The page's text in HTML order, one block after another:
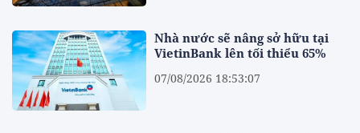
Nhà nước sẽ nâng sở hữu tại
VietinBank lên tối thiểu 65%
07/08/2026 18:53:07